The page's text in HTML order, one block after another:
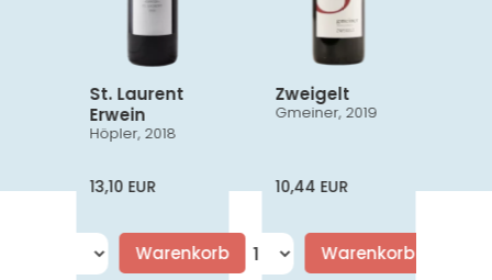
St. Laurent
Erwein
Höpler, 2018
13,10 EUR
Warenkorb
Zweigelt
Gmeiner, 2019
10,44 EUR
Warenkorb